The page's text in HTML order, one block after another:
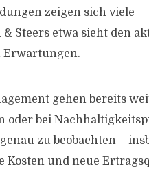
zeigen sich viele
Steers etwa sieht den
Erwartungen.
gehen bereits
oder bei
zu beobachten –
Kosten und neue